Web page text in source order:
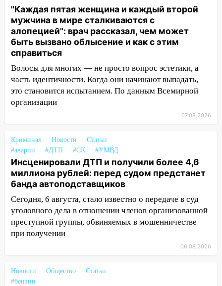
12:34 На Ульяновскую область
надвигается сильнейшая непогода: град
и шквал до 27 м/с
12:31 Ульяновец хотел купить иномарку
из Европы и потерял 760 тысяч рублей
12:20 В Чердаклинском районе
столкнулись «Лада» и Chevrolet:
пострадал 14-летний подросток
Где есть бензин в Ульяновске 7
11:50
Заснул рядом с ребёнком и
случайно задушил его: суд вынес
приговор
11:38 В Ленинском районе пожар
полностью уничтожил дачный дом и
сарай
11:38 В Госдуме предложили отменить
ЕГЭ с 2027 года
нарушителей на контейнерных
площадках
"Каждая пятая женщина и каждый второй
мужчина в мире сталкиваются с
алопецией": врач рассказал, чем может
быть вызвано облысение и как с этим
справиться
Волосы для многих — не просто вопрос эстетики, а
часть идентичности. Когда они начинают выпадать,
это становится испытанием. По данным Всемирной
организации
07.08.2026
Криминал Новости
Статьи
#аварии
#ДТП #СК #УМВД
Инсценировали ДТП и получили более 4,6
миллиона рублей: перед судом предстанет
банда автоподставщиков
Сегодня, 6 августа, стало известно о передаче в суд
уголовного дела в отношении членов организованной
преступной группы, обвиняемых в мошенничестве
при получении
06.08.2026
Новости Общество
Статьи
#бензин